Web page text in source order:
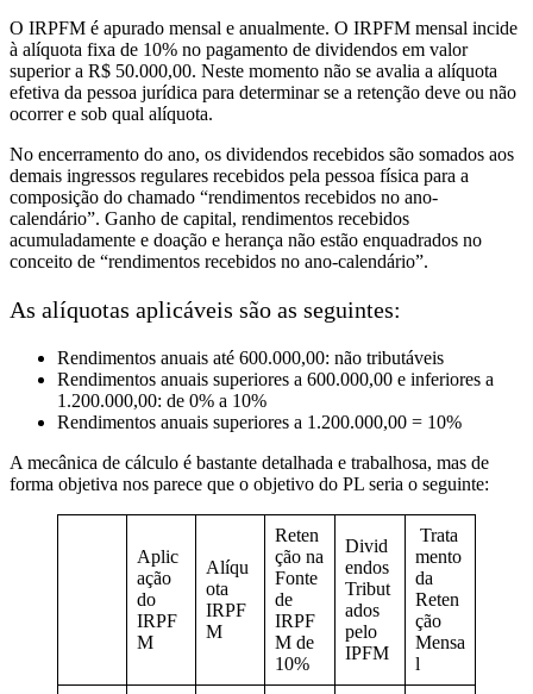
O IRPFM é apurado mensal e anualmente. O IRPFM mensal incide
à alíquota fixa de 10% no pagamento de dividendos em valor
superior a R$ 50.000,00. Neste momento não se avalia a alíquota
efetiva da pessoa jurídica para determinar se a retenção deve ou não
ocorrer e sob qual alíquota.
No encerramento do ano, os dividendos recebidos são somados aos
demais ingressos regulares recebidos pela pessoa física para a
composição do chamado “rendimentos recebidos no ano-
calendário”. Ganho de capital, rendimentos recebidos
acumuladamente e doação e herança não estão enquadrados no
conceito de “rendimentos recebidos no ano-calendário”.
As alíquotas aplicáveis são as seguintes:
Rendimentos anuais até 600.000,00: não tributáveis
Rendimentos anuais superiores a 600.000,00 e inferiores a
1.200.000,00: de 0% a 10%
Rendimentos anuais superiores a 1.200.000,00 = 10%
A mecânica de cálculo é bastante detalhada e trabalhosa, mas de
forma objetiva nos parece que o objetivo do PL seria o seguinte:
Aplic
ação
do
IRPF
M
Alíqu
ota
IRPF
M
Reten
ção na
Fonte
de
IRPF
M de
10%
Divid
endos
Tribut
ados
pelo
IPFM
Trata
mento
da
Reten
ção
Mensa
l